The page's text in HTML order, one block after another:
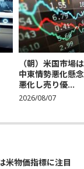
（朝）米国市場
中東情勢悪化懸
悪化し売り優...
2026/08/07
米物価指標に注目